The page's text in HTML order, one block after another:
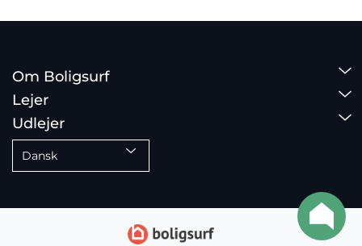
Om Boligsurf
Lejer
Udlejer